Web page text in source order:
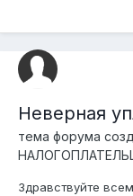
Неверная
тема форума
Здравствуйте